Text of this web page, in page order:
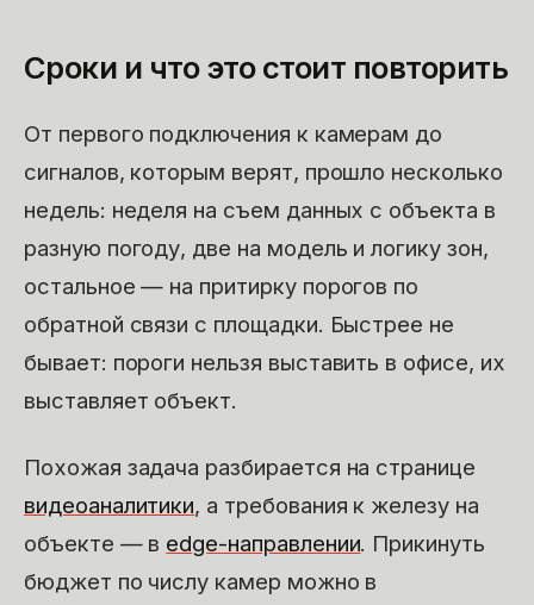
Сроки и что это стоит повторить
От первого подключения к камерам до
сигналов, которым верят, прошло несколько
недель: неделя на съем данных с объекта в
разную погоду, две на модель и логику зон,
остальное — на притирку порогов по
обратной связи с площадки. Быстрее не
бывает: пороги нельзя выставить в офисе, их
выставляет объект.
Похожая задача разбирается на странице
видеоаналитики, а требования к железу на
объекте — в edge-направлении. Прикинуть
бюджет по числу камер можно в